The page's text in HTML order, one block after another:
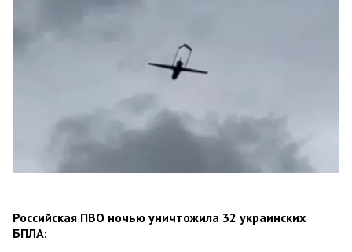
Российская ПВО ночью уничтожила 32 украинских
БПЛА: